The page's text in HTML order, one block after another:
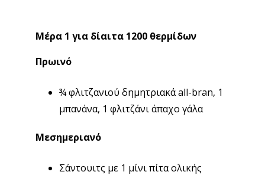
Μέρα 1 για δίαιτα 1200 θερμίδων
Πρωινό
¾ φλιτζανιού δημητριακά all-bran, 1
μπανάνα, 1 φλιτζάνι άπαχο γάλα
Μεσημεριανό
Σάντουιτς με 1 μίνι πίτα ολικής